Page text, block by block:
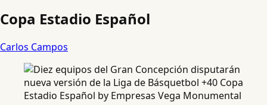
Copa Estadio Español
Carlos Campos